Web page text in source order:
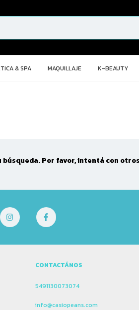
& SPA MAQUILLAJE K-BEAUTY
Por favor, intentá con
CONTACTÁNOS
5491130073074
info@casiopeans.com